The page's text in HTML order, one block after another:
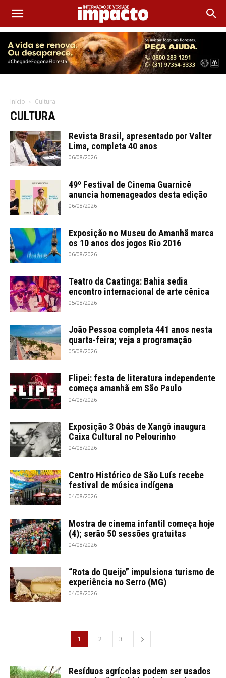
Início Cultura
CULTURA
Revista Brasil, apresentado por Valter
Lima, completa 40 anos
06/08/2026
49º Festival de Cinema Guarnicê
anuncia homenageados desta edição
06/08/2026
Exposição no Museu do Amanhã marca
os 10 anos dos jogos Rio 2016
06/08/2026
Teatro da Caatinga: Bahia sedia
encontro internacional de arte cênica
05/08/2026
João Pessoa completa 441 anos nesta
quarta-feira; veja a programação
05/08/2026
Flipei: festa de literatura independente
começa amanhã em São Paulo
04/08/2026
Exposição 3 Obás de Xangô inaugura
Caixa Cultural no Pelourinho
04/08/2026
Centro Histórico de São Luís recebe
festival de música indígena
04/08/2026
Mostra de cinema infantil começa hoje
(4); serão 50 sessões gratuitas
04/08/2026
“Rota do Queijo” impulsiona turismo de
experiência no Serro (MG)
04/08/2026
1 2 3
Resíduos agrícolas podem ser usados